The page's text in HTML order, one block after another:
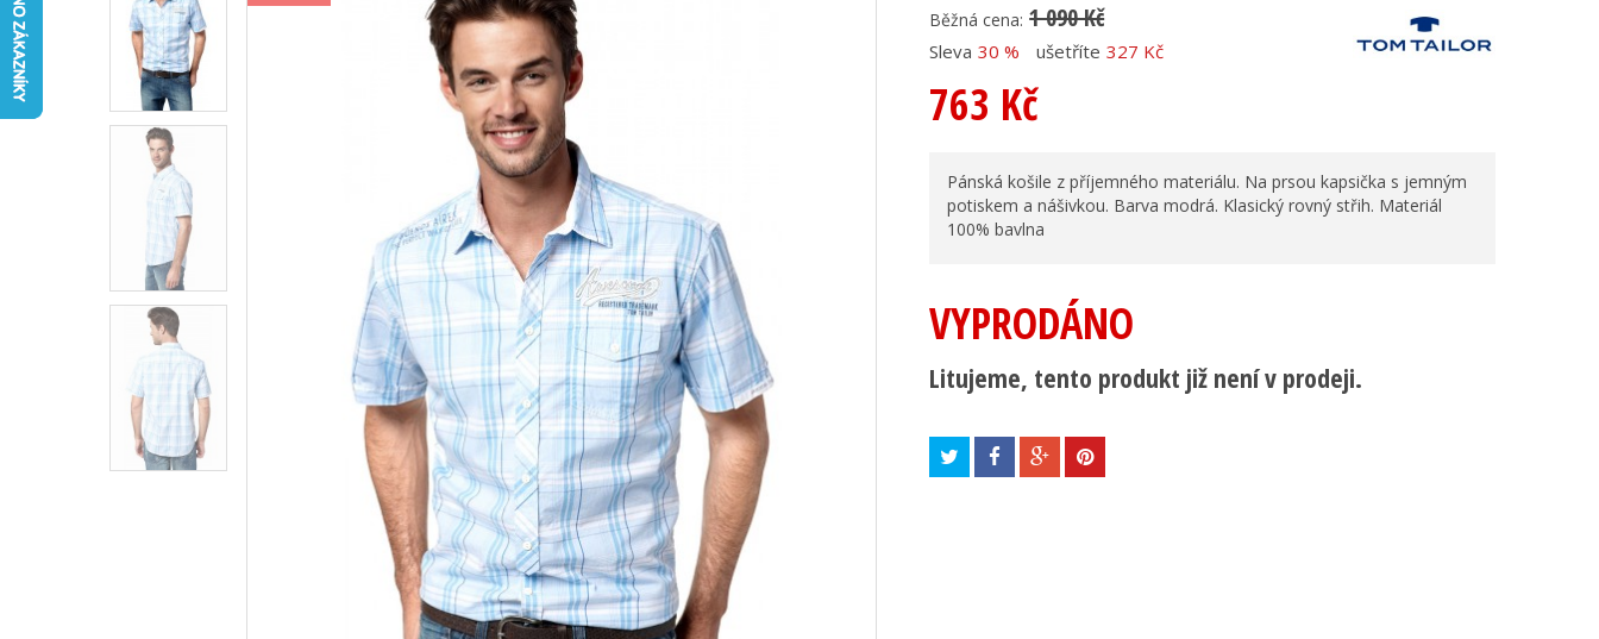
Běžná cena: 1 090 Kč
Sleva 30 % ušetříte 327 Kč
763 Kč
Pánská košile z příjemného materiálu. Na prsou kapsička s jemným
potiskem a nášivkou. Barva modrá. Klasický rovný střih. Materiál
100% bavlna
VYPRODÁNO
Litujeme, tento produkt již není v prodeji.